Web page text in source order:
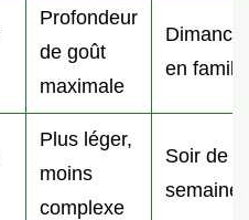
Profondeur
de goût
maximale
en famille
Plus léger,
moins
complexe
Soir de
semaine